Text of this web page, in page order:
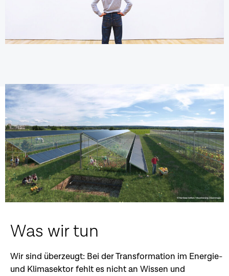
Was wir tun
Wir sind überzeugt: Bei der Transformation im Energie-
und Klimasektor fehlt es nicht an Wissen und